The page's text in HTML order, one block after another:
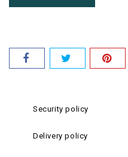
Security policy
Delivery policy